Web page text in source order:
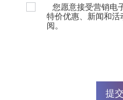
您愿意接受营销电
特价优惠、新闻和
阅。
提交